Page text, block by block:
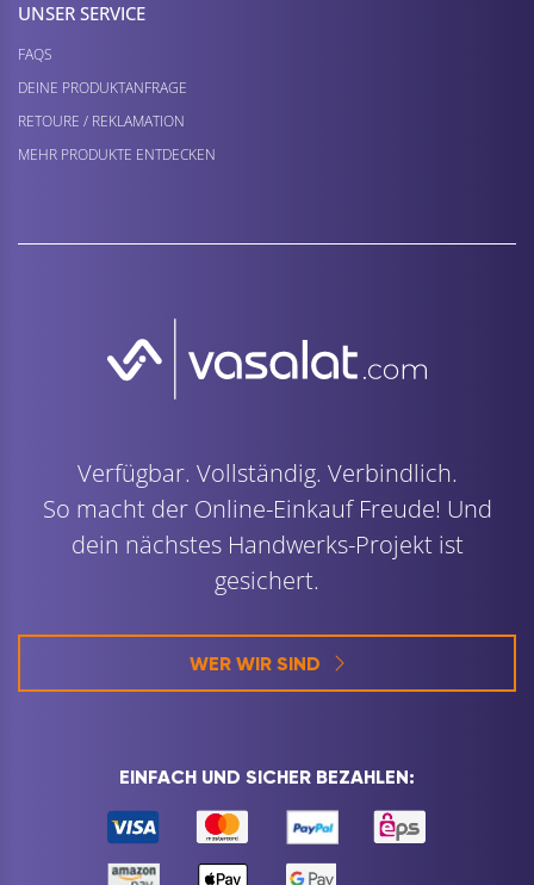
UNSER SERVICE
FAQS
DEINE PRODUKTANFRAGE
RETOURE / REKLAMATION
MEHR PRODUKTE ENTDECKEN
Verfügbar. Vollständig. Verbindlich.
So macht der Online-Einkauf Freude! Und
dein nächstes Handwerks-Projekt ist
gesichert.
WER WIR SIND
EINFACH UND SICHER BEZAHLEN: